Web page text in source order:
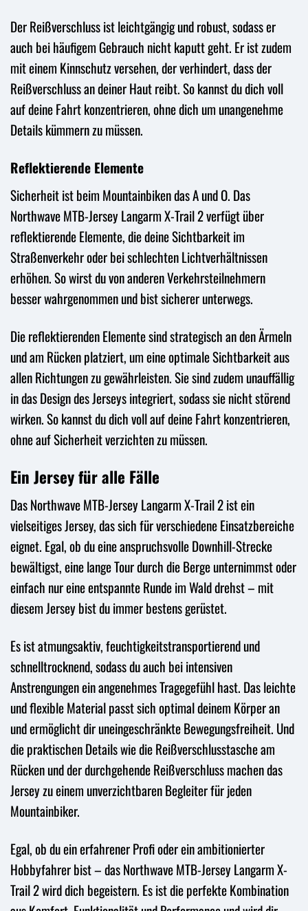
Der Reißverschluss ist leichtgängig und robust, sodass er
auch bei häufigem Gebrauch nicht kaputt geht. Er ist zudem
mit einem Kinnschutz versehen, der verhindert, dass der
Reißverschluss an deiner Haut reibt. So kannst du dich voll
auf deine Fahrt konzentrieren, ohne dich um unangenehme
Details kümmern zu müssen.
Reflektierende Elemente
Sicherheit ist beim Mountainbiken das A und O. Das
Northwave MTB-Jersey Langarm X-Trail 2 verfügt über
reflektierende Elemente, die deine Sichtbarkeit im
Straßenverkehr oder bei schlechten Lichtverhältnissen
erhöhen. So wirst du von anderen Verkehrsteilnehmern
besser wahrgenommen und bist sicherer unterwegs.
Die reflektierenden Elemente sind strategisch an den Ärmeln
und am Rücken platziert, um eine optimale Sichtbarkeit aus
allen Richtungen zu gewährleisten. Sie sind zudem unauffällig
in das Design des Jerseys integriert, sodass sie nicht störend
wirken. So kannst du dich voll auf deine Fahrt konzentrieren,
ohne auf Sicherheit verzichten zu müssen.
Ein Jersey für alle Fälle
Das Northwave MTB-Jersey Langarm X-Trail 2 ist ein
vielseitiges Jersey, das sich für verschiedene Einsatzbereiche
eignet. Egal, ob du eine anspruchsvolle Downhill-Strecke
bewältigst, eine lange Tour durch die Berge unternimmst oder
einfach nur eine entspannte Runde im Wald drehst – mit
diesem Jersey bist du immer bestens gerüstet.
Es ist atmungsaktiv, feuchtigkeitstransportierend und
schnelltrocknend, sodass du auch bei intensiven
Anstrengungen ein angenehmes Tragegefühl hast. Das leichte
und flexible Material passt sich optimal deinem Körper an
und ermöglicht dir uneingeschränkte Bewegungsfreiheit. Und
die praktischen Details wie die Reißverschlusstasche am
Rücken und der durchgehende Reißverschluss machen das
Jersey zu einem unverzichtbaren Begleiter für jeden
Mountainbiker.
Egal, ob du ein erfahrener Profi oder ein ambitionierter
Hobbyfahrer bist – das Northwave MTB-Jersey Langarm X-
Trail 2 wird dich begeistern. Es ist die perfekte Kombination